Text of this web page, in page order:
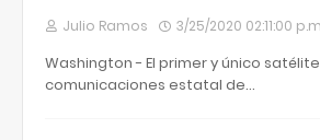
Julio Ramos 3/25/2020 02:11:00
Washington - El primer y único
comunicaciones estatal de…